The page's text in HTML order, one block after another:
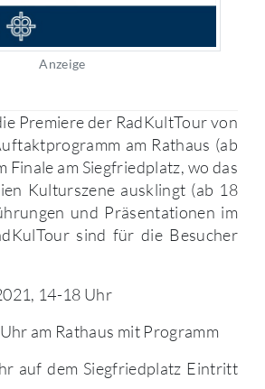
Anzeige
Premiere der RadKultTour von
am Rathaus (ab
Finale am Siegfriedplatz, wo das
Kulturszene ausklingt (ab 18
und Präsentationen im
sind für die Besucher
14-18 Uhr
am Rathaus mit Programm
auf dem Siegfriedplatz Eintritt